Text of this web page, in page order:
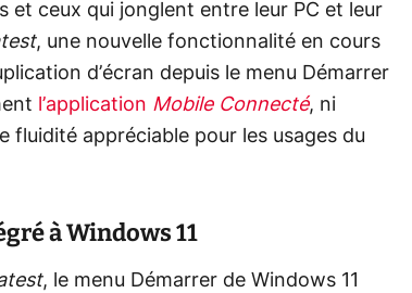
et ceux qui jonglent entre leur PC et leur
, une nouvelle fonctionnalité en cours
d’écran depuis le menu Démarrer
l’application Mobile Connecté, ni
fluidité appréciable pour les usages du
à Windows 11
, le menu Démarrer de Windows 11